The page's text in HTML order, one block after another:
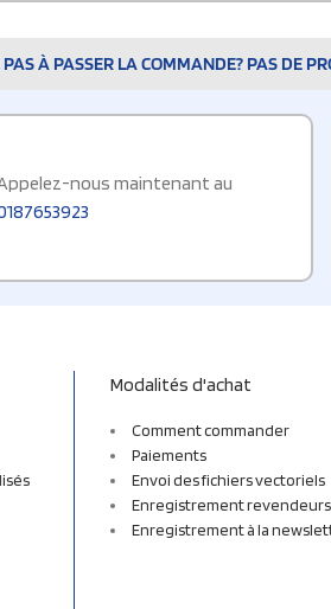
À PASSER LA COMMANDE? PAS DE
nous maintenant au
Modalités d'achat
Comment commander
Paiements
Envoi des fichiers vectoriels
Enregistrement revendeurs
Enregistrement à la